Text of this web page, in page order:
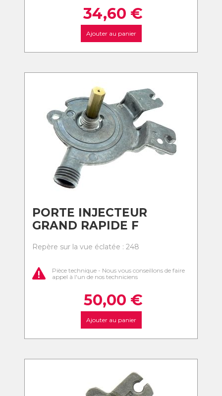
34,60 €
Ajouter au panier
PORTE INJECTEUR
GRAND RAPIDE F
Repère sur la vue éclatée : 248
Pièce technique - Nous vous conseillons de faire
appel à l'un de nos techniciens
50,00 €
Ajouter au panier